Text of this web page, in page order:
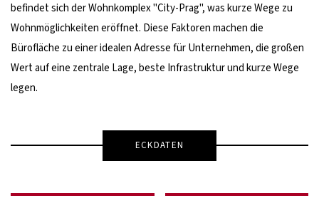
befindet sich der Wohnkomplex "City-Prag", was kurze Wege zu
Wohnmöglichkeiten eröffnet. Diese Faktoren machen die
Bürofläche zu einer idealen Adresse für Unternehmen, die großen
Wert auf eine zentrale Lage, beste Infrastruktur und kurze Wege
legen.
ECKDATEN